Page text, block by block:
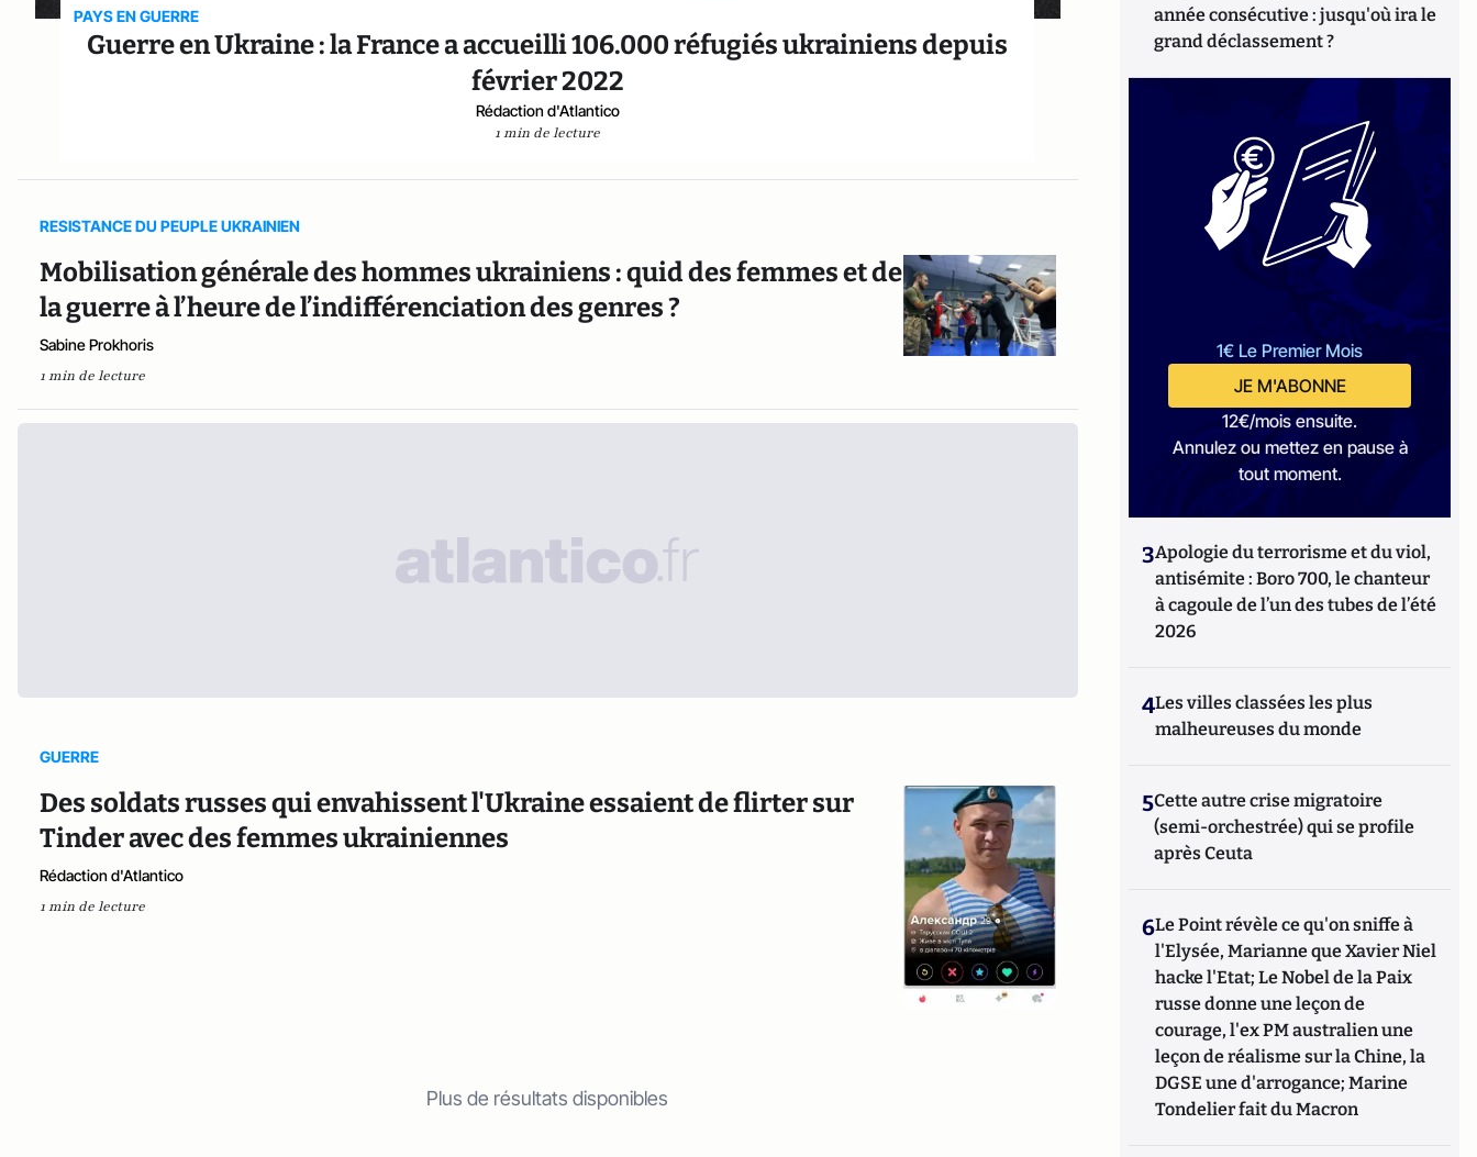
PAYS EN GUERRE
Guerre en Ukraine : la France a accueilli 106.000 réfugiés ukrainiens depuis
février 2022
Rédaction d'Atlantico
1 min de lecture
RESISTANCE DU PEUPLE UKRAINIEN
Mobilisation générale des hommes ukrainiens : quid des femmes et de
la guerre à l’heure de l’indifférenciation des genres ?
Sabine Prokhoris
1 min de lecture
GUERRE
Des soldats russes qui envahissent l'Ukraine essaient de flirter sur
Tinder avec des femmes ukrainiennes
Rédaction d'Atlantico
1 min de lecture
Plus de résultats disponibles
année consécutive : jusqu'où ira le
grand déclassement ?
1€ Le Premier Mois
JE M'ABONNE
12€/mois ensuite.
Annulez ou mettez en pause à
tout moment.
3Apologie du terrorisme et du viol,
antisémite : Boro 700, le chanteur
à cagoule de l’un des tubes de l’été
2026
4Les villes classées les plus
malheureuses du monde
5Cette autre crise migratoire
(semi-orchestrée) qui se profile
après Ceuta
6Le Point révèle ce qu'on sniffe à
l'Elysée, Marianne que Xavier Niel
hacke l'Etat; Le Nobel de la Paix
russe donne une leçon de
courage, l'ex PM australien une
leçon de réalisme sur la Chine, la
DGSE une d'arrogance; Marine
Tondelier fait du Macron